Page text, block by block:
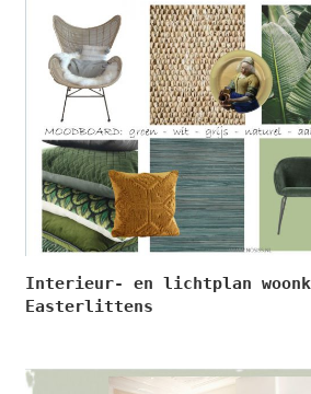
Interieur- en lichtplan
Easterlittens